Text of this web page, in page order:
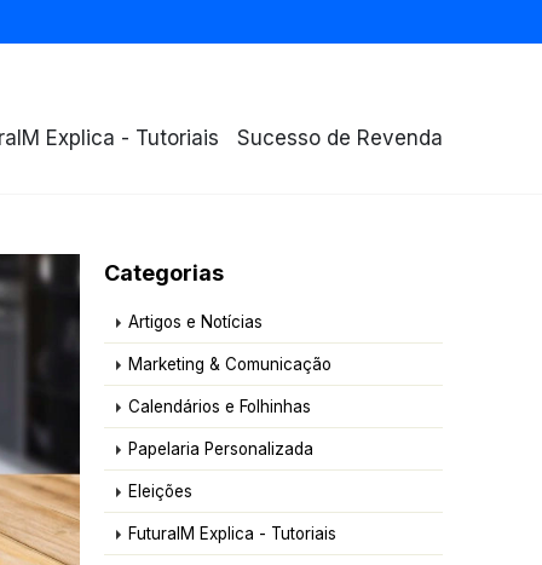
Explica - Tutoriais Sucesso de Revenda
Categorias
Artigos e Notícias
Marketing & Comunicação
Calendários e Folhinhas
Papelaria Personalizada
Eleições
FuturaIM Explica - Tutoriais